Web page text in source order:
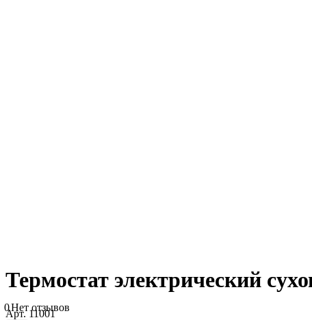
Термостат электрический
0Нет отзывов
Арт.11001